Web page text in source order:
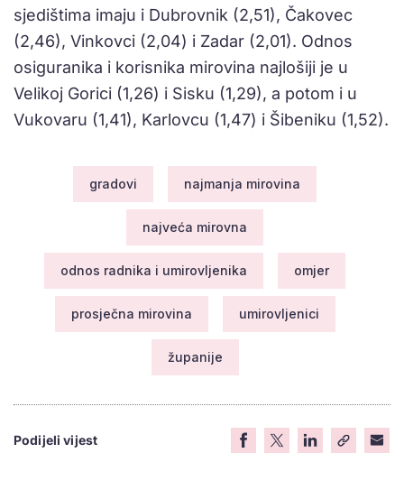
sjedištima imaju i Dubrovnik (2,51), Čakovec
(2,46), Vinkovci (2,04) i Zadar (2,01). Odnos
osiguranika i korisnika mirovina najlošiji je u
Velikoj Gorici (1,26) i Sisku (1,29), a potom i u
Vukovaru (1,41), Karlovcu (1,47) i Šibeniku (1,52).
gradovi najmanja mirovina
najveća mirovna
odnos radnika i umirovljenika omjer
prosječna mirovina umirovljenici
županije
Podijeli vijest